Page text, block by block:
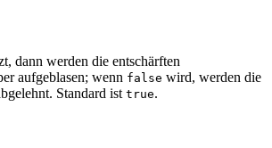
dann werden die entschärften
aufgeblasen; wenn false wird, werden die
Standard ist true.